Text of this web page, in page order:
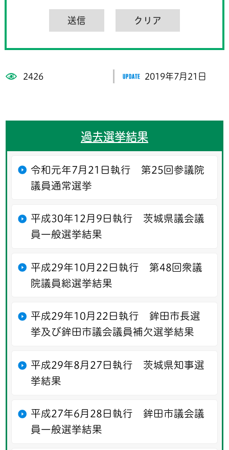
2426 2019年7月21日
過去選挙結果
令和元年7月21日執行 第25回参議院
議員通常選挙
平成30年12月9日執行 茨城県議会議
員一般選挙結果
平成29年10月22日執行 第48回衆議
院議員総選挙結果
平成29年10月22日執行 鉾田市長選
挙及び鉾田市議会議員補欠選挙結果
平成29年8月27日執行 茨城県知事選
挙結果
平成27年6月28日執行 鉾田市議会議
員一般選挙結果